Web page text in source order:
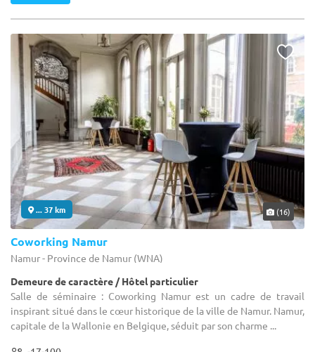
... 37 km (16)
Coworking Namur
Namur - Province de Namur (WNA)
Demeure de caractère / Hôtel particulier
Salle de séminaire : Coworking Namur est un cadre de travail
inspirant situé dans le cœur historique de la ville de Namur. Namur,
capitale de la Wallonie en Belgique, séduit par son charme ...